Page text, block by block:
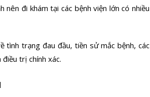
đi khám tại các bệnh viện lớn có nhiều
tình trạng đau đầu, tiền sử mắc bệnh, các
trị chính xác.